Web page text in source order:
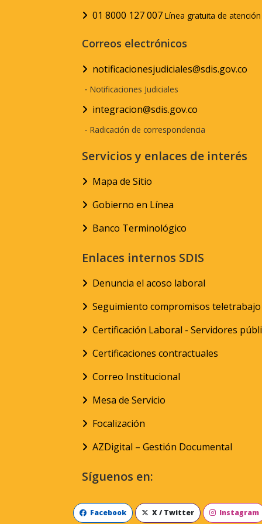
01 8000 127 007 Línea gratuita de
Correos electrónicos
notificacionesjudiciales@sdis.gov.co
- Notificaciones Judiciales
integracion@sdis.gov.co
- Radicación de correspondencia
Servicios y enlaces de interés
Mapa de Sitio
Gobierno en Línea
Banco Terminológico
Enlaces internos SDIS
Denuncia el acoso laboral
Seguimiento compromisos teletrabajo
Certificación Laboral - Servidores
Certificaciones contractuales
Correo Institucional
Mesa de Servicio
Focalización
AZDigital – Gestión Documental
Síguenos en:
Facebook X / Twitter Instagram